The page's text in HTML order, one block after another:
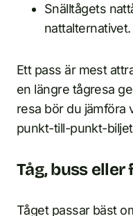
Snälltågets
nattalternativet.
Ett pass är mest
en längre tågresa
resa bör du jämföra
punkt-till-punkt-
Tåg, buss eller
Tåget passar bäst